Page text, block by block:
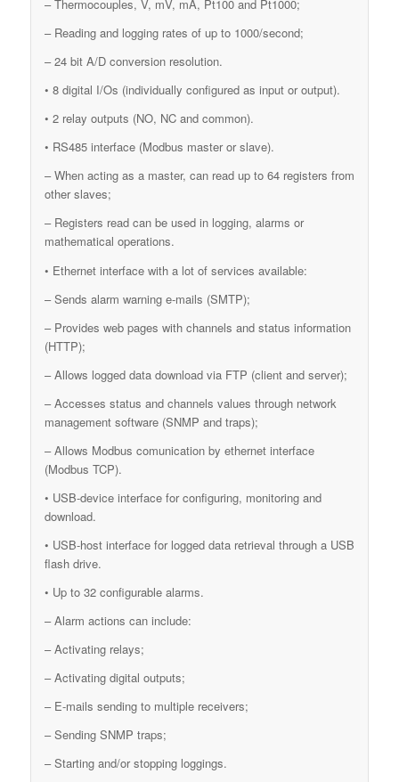
– Thermocouples, V, mV, mA, Pt100 and Pt1000;
– Reading and logging rates of up to 1000/second;
– 24 bit A/D conversion resolution.
• 8 digital I/Os (individually configured as input or output).
• 2 relay outputs (NO, NC and common).
• RS485 interface (Modbus master or slave).
– When acting as a master, can read up to 64 registers from
other slaves;
– Registers read can be used in logging, alarms or
mathematical operations.
• Ethernet interface with a lot of services available:
– Sends alarm warning e-mails (SMTP);
– Provides web pages with channels and status information
(HTTP);
– Allows logged data download via FTP (client and server);
– Accesses status and channels values through network
management software (SNMP and traps);
– Allows Modbus comunication by ethernet interface
(Modbus TCP).
• USB-device interface for configuring, monitoring and
download.
• USB-host interface for logged data retrieval through a USB
flash drive.
• Up to 32 configurable alarms.
– Alarm actions can include:
– Activating relays;
– Activating digital outputs;
– E-mails sending to multiple receivers;
– Sending SNMP traps;
– Starting and/or stopping loggings.